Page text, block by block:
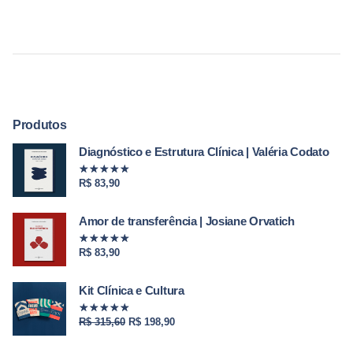
Produtos
Diagnóstico e Estrutura Clínica | Valéria Codato
Avaliação
R$ 83,90
Amor de transferência | Josiane Orvatich
Avaliação
R$ 83,90
Kit Clínica e Cultura
Avaliação6888de 5
R$315,60 O
R$ 198,90O